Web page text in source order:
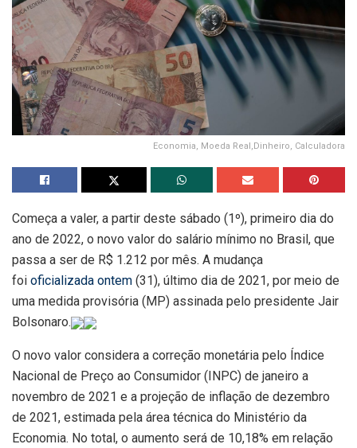
Economia, Moeda Real,Dinheiro, Calculadora
Começa a valer, a partir deste sábado (1º), primeiro dia do
ano de 2022, o novo valor do salário mínimo no Brasil, que
passa a ser de R$ 1.212 por mês. A mudança
foi oficializada ontem (31), último dia de 2021, por meio de
uma medida provisória (MP) assinada pelo presidente Jair
Bolsonaro.
O novo valor considera a correção monetária pelo Índice
Nacional de Preço ao Consumidor (INPC) de janeiro a
novembro de 2021 e a projeção de inflação de dezembro
de 2021, estimada pela área técnica do Ministério da
Economia. No total, o aumento será de 10,18% em relação